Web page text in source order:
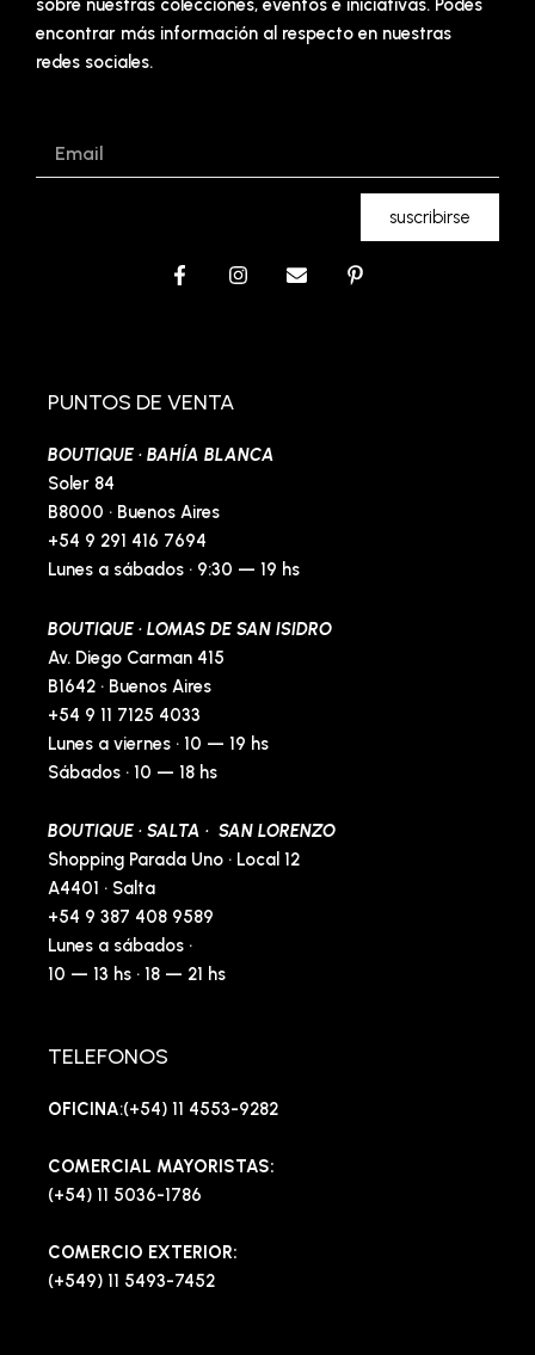
sobre nuestras colecciones, eventos e iniciativas. Podés
encontrar más información al respecto en nuestras
redes sociales.
suscribirse
F
o
k
f
I
E
P
PUNTOS DE VENTA
BOUTIQUE · BAHÍA BLANCA
Soler 84
B8000 · Buenos Aires
+54 9 291 416 7694
Lunes a sábados · 9:30 — 19 hs
BOUTIQUE · LOMAS DE SAN ISIDRO
Av. Diego Carman 415
B1642 · Buenos Aires
+54 9 11 7125 4033
Lunes a viernes · 10 — 19 hs
Sábados · 10 — 18 hs
BOUTIQUE · SALTA · SAN LORENZO
Shopping Parada Uno · Local 12
A4401 · Salta
+54 9 387 408 9589
Lunes a sábados ·
10 — 13 hs · 18 — 21 hs
TELEFONOS
OFICINA:(+54) 11 4553-9282
COMERCIAL MAYORISTAS:
(+54) 11 5036-1786
COMERCIO EXTERIOR:
(+549) 11 5493-7452